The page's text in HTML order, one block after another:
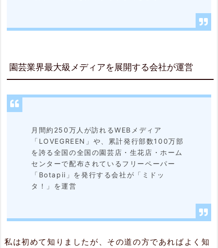
ま
と
め
園芸業界最大級メディアを展開する会社が運営
月間約250万人が訪れるWEBメディア
「LOVEGREEN」や、累計発行部数100万部
を誇る全国の全国の園芸店・生花店・ホーム
センターで配布されているフリーペーパー
「Botapii」を発行する会社が「ミドッ
タ！」を運営
私は初めて知りましたが、その道の方であればよく知